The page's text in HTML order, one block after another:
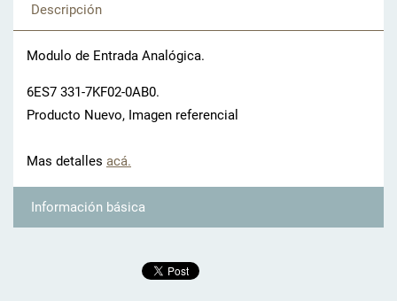
Descripción
Modulo de Entrada Analógica.
6ES7 331-7KF02-0AB0.
Producto Nuevo, Imagen referencial
Mas detalles acá.
Información básica